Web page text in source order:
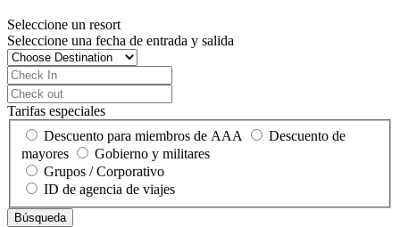
Seleccione un resort
Seleccione una fecha de entrada y salida
Tarifas especiales
Descuento para miembros de AAA
Descuento de
mayores
Gobierno y militares
Grupos / Corporativo
ID de agencia de viajes